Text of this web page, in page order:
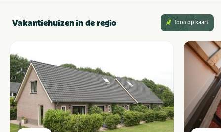
Vakantiehuizen in de regio Toon op kaart